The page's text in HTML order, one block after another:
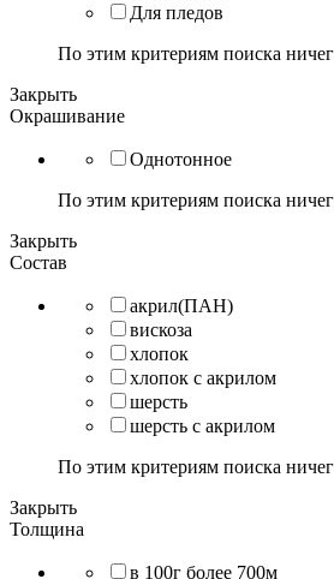
Для пледов
По этим критериям поиска
Закрыть
Окрашивание
Однотонное
По этим критериям поиска
Закрыть
Состав
акрил(ПАН)
вискоза
хлопок
хлопок с акрилом
шерсть
шерсть с акрилом
По этим критериям поиска
Закрыть
Толщина
в 100г более 700м